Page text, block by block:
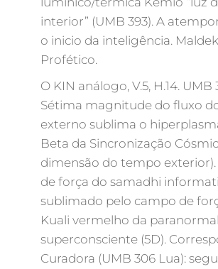
interior” (UMB 393). A
o inicio da inteligência.
Profético.
O KIN análogo, V.5, H.14. UMB
Sétima magnitude do fluxo
externo sublima o
Beta da Sincronização
dimensão do tempo
de força do samadhi
sublimado pelo campo de
Kuali vermelho da
superconsciente (5D).
Curadora (UMB 306 Lua):